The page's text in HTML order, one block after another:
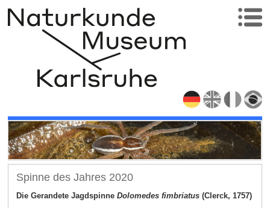
Spinne des Jahres 2020
Die Gerandete Jagdspinne Dolomedes fimbriatus(Clerck, 1757)